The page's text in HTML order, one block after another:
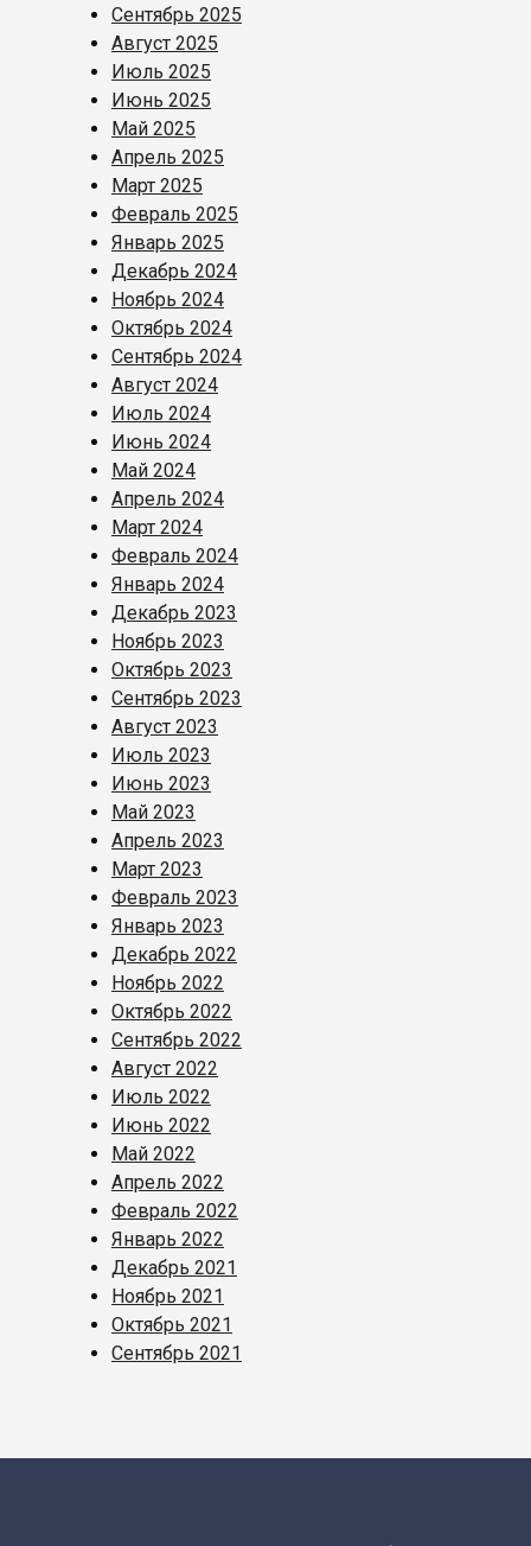
Сентябрь 2025
Август 2025
Июль 2025
Июнь 2025
Май 2025
Апрель 2025
Март 2025
Февраль 2025
Январь 2025
Декабрь 2024
Ноябрь 2024
Октябрь 2024
Сентябрь 2024
Август 2024
Июль 2024
Июнь 2024
Май 2024
Апрель 2024
Март 2024
Февраль 2024
Январь 2024
Декабрь 2023
Ноябрь 2023
Октябрь 2023
Сентябрь 2023
Август 2023
Июль 2023
Июнь 2023
Май 2023
Апрель 2023
Март 2023
Февраль 2023
Январь 2023
Декабрь 2022
Ноябрь 2022
Октябрь 2022
Сентябрь 2022
Август 2022
Июль 2022
Июнь 2022
Май 2022
Апрель 2022
Февраль 2022
Январь 2022
Декабрь 2021
Ноябрь 2021
Октябрь 2021
Сентябрь 2021